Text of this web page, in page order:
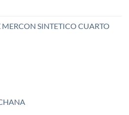
MERCON SINTETICO CUARTO